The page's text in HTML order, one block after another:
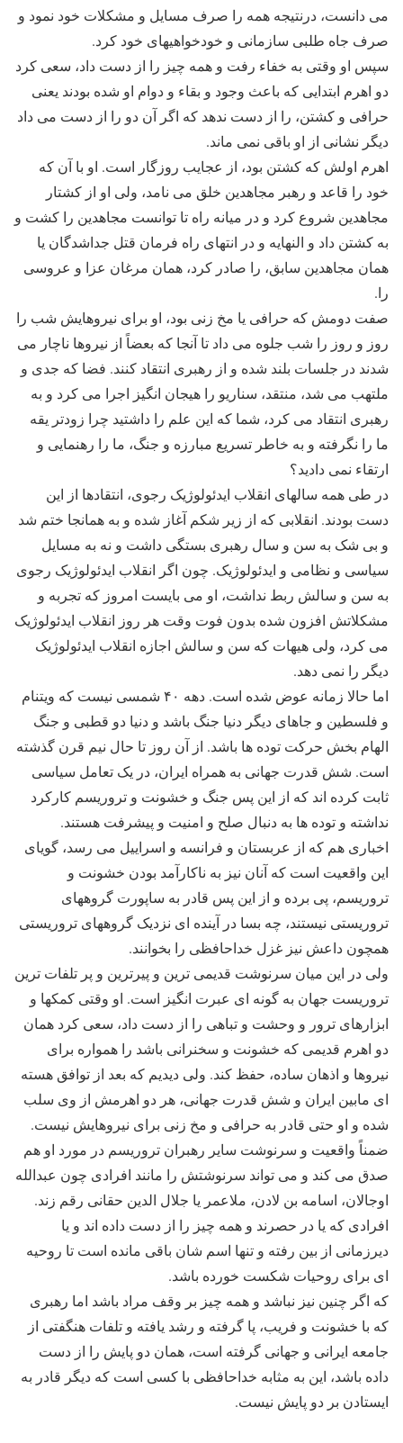
می دانست، درنتیجه همه را صرف مسایل و مشکلات خود نمود و
صرف جاه طلبی سازمانی و خودخواهیهای خود کرد.
سپس او وقتی به خفاء رفت و همه چیز را از دست داد، سعی کرد
دو اهرم ابتدایی که باعث وجود و بقاء و دوام او شده بودند یعنی
حرافی و کشتن، را از دست ندهد که اگر آن دو را از دست می داد
دیگر نشانی از او باقی نمی ماند.
اهرم اولش که کشتن بود، از عجایب روزگار است. او با آن که
خود را قاعد و رهبر مجاهدین خلق می نامد، ولی او از کشتار
مجاهدین شروع کرد و در میانه راه تا توانست مجاهدین را کشت و
به کشتن داد و النهایه و در انتهای راه فرمان قتل جداشدگان یا
همان مجاهدین سابق، را صادر کرد، همان مرغان عزا و عروسی
را.
صفت دومش که حرافی یا مخ زنی بود، او برای نیروهایش شب را
روز و روز را شب جلوه می داد تا آنجا که بعضاً از نیروها ناچار می
شدند در جلسات بلند شده و از رهبری انتقاد کنند. فضا که جدی و
ملتهب می شد، منتقد، سناریو را هیجان انگیز اجرا می کرد و به
رهبری انتقاد می کرد، شما که این علم را داشتید چرا زودتر یقه
ما را نگرفته و به خاطر تسریع مبارزه و جنگ، ما را رهنمایی و
ارتقاء نمی دادید؟
در طی همه سالهای انقلاب ایدئولوژیک رجوی، انتقادها از این
دست بودند. انقلابی که از زیر شکم آغاز شده و به همانجا ختم شد
و بی شک به سن و سال رهبری بستگی داشت و نه به مسایل
سیاسی و نظامی و ایدئولوژیک. چون اگر انقلاب ایدئولوژیک رجوی
به سن و سالش ربط نداشت، او می بایست امروز که تجربه و
مشکلاتش افزون شده بدون فوت وقت هر روز انقلاب ایدئولوژیک
می کرد، ولی هیهات که سن و سالش اجازه انقلاب ایدئولوژیک
دیگر را نمی دهد.
اما حالا زمانه عوض شده است. دهه ۴۰ شمسی نیست که ویتنام
و فلسطین و جاهای دیگر دنیا جنگ باشد و دنیا دو قطبی و جنگ
الهام بخش حرکت توده ها باشد. از آن روز تا حال نیم قرن گذشته
است. شش قدرت جهانی به همراه ایران، در یک تعامل سیاسی
ثابت کرده اند که از این پس جنگ و خشونت و تروریسم کارکرد
نداشته و توده ها به دنبال صلح و امنیت و پیشرفت هستند.
اخباری هم که از عربستان و فرانسه و اسراییل می رسد، گویای
این واقعیت است که آنان نیز به ناکارآمد بودن خشونت و
تروریسم، پی برده و از این پس قادر به ساپورت گروههای
تروریستی نیستند، چه بسا در آینده ای نزدیک گروههای تروریستی
همچون داعش نیز غزل خداحافظی را بخوانند.
ولی در این میان سرنوشت قدیمی ترین و پیرترین و پر تلفات ترین
تروریست جهان به گونه ای عبرت انگیز است. او وقتی کمکها و
ابزارهای ترور و وحشت و تباهی را از دست داد، سعی کرد همان
دو اهرم قدیمی که خشونت و سخنرانی باشد را همواره برای
نیروها و اذهان ساده، حفظ کند. ولی دیدیم که بعد از توافق هسته
ای مابین ایران و شش قدرت جهانی، هر دو اهرمش از وی سلب
شده و او حتی قادر به حرافی و مخ زنی برای نیروهایش نیست.
ضمناً واقعیت و سرنوشت سایر رهبران تروریسم در مورد او هم
صدق می کند و می تواند سرنوشتش را مانند افرادی چون عبدالله
اوجالان، اسامه بن لادن، ملاعمر یا جلال الدین حقانی رقم زند.
افرادی که یا در حصرند و همه چیز را از دست داده اند و یا
دیرزمانی از بین رفته و تنها اسم شان باقی مانده است تا روحیه
ای برای روحیات شکست خورده باشد.
که اگر چنین نیز نباشد و همه چیز بر وقف مراد باشد اما رهبری
که با خشونت و فریب، پا گرفته و رشد یافته و تلفات هنگفتی از
جامعه ایرانی و جهانی گرفته است، همان دو پایش را از دست
داده باشد، این به مثابه خداحافظی با کسی است که دیگر قادر به
ایستادن بر دو پایش نیست.